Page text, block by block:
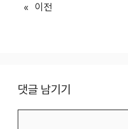
« 이전
댓글 남기기